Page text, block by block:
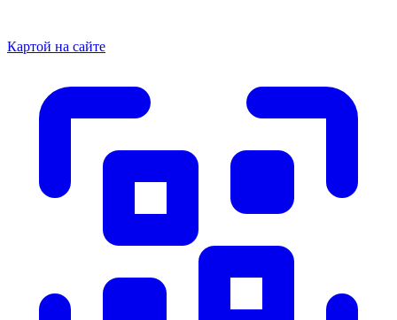
Картой на сайте